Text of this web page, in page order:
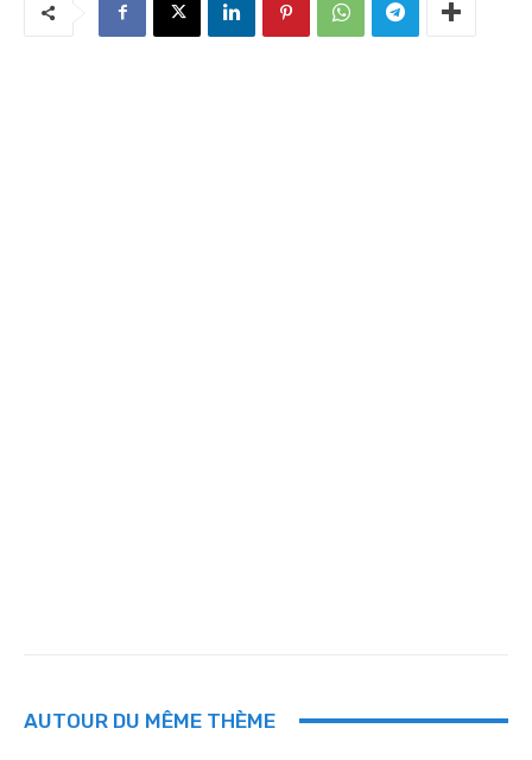
AUTOUR DU MÊME THÈME